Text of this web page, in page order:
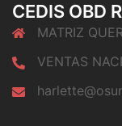
CEDIS OBD
MATRIZ
VENTAS